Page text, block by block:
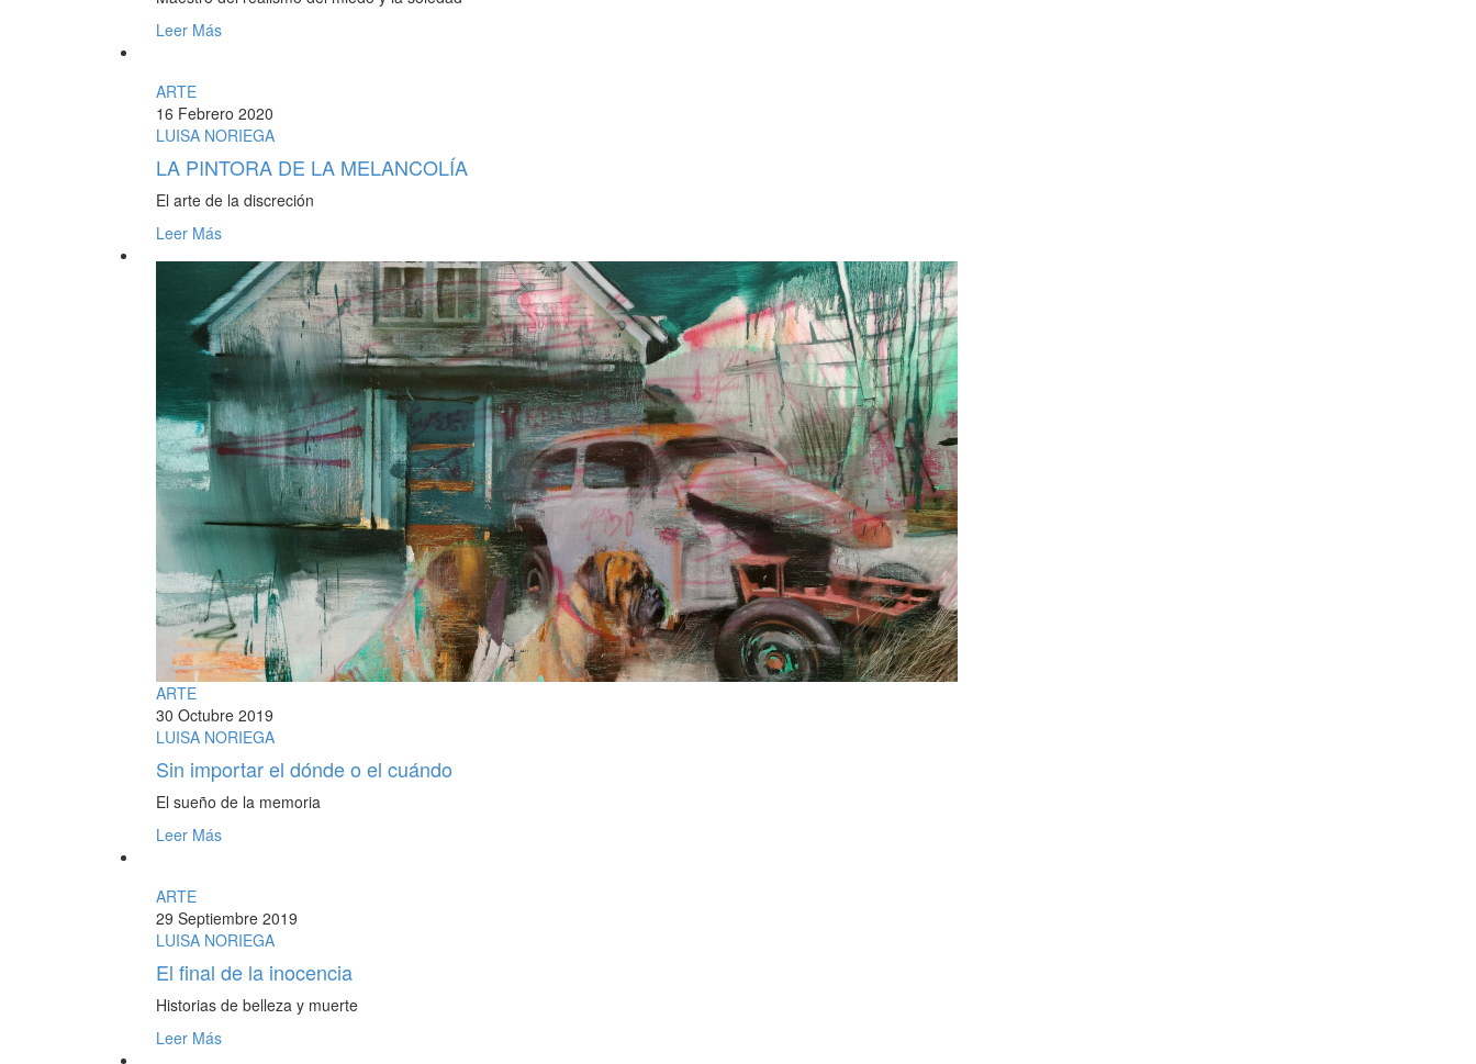
Leer Más
ARTE
16 Febrero 2020
LUISA NORIEGA
LA PINTORA DE LA MELANCOLÍA
El arte de la discreción
Leer Más
ARTE
30 Octubre 2019
LUISA NORIEGA
Sin importar el dónde o el cuándo
El sueño de la memoria
Leer Más
ARTE
29 Septiembre 2019
LUISA NORIEGA
El final de la inocencia
Historias de belleza y muerte
Leer Más